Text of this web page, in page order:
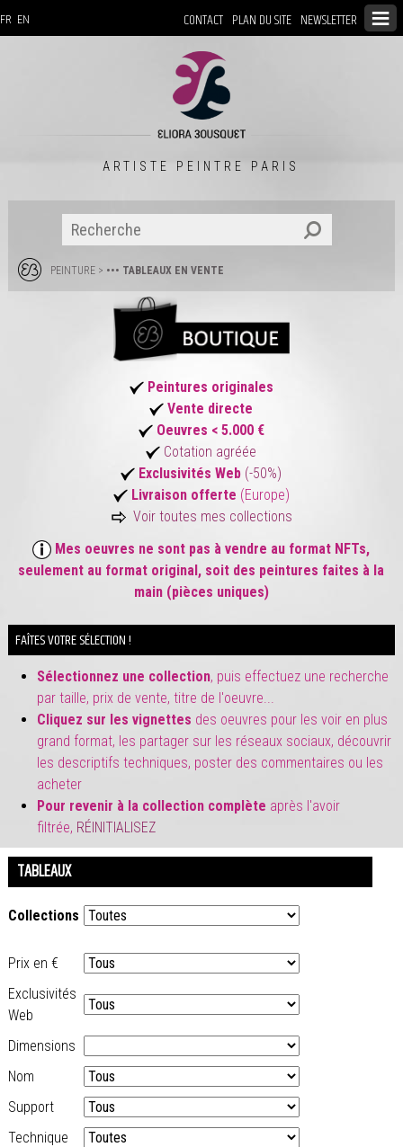
CONTACT PLAN DU SITE NEWSLETTER
FR EN
ARTISTE PEINTRE PARIS
PEINTURE> ••• TABLEAUX EN VENTE
Peintures originales
Vente directe
Oeuvres < 5.000 €
Cotation agréée
Exclusivités Web (-50%)
Livraison offerte (Europe)
Voir toutes mes collections
Mes oeuvres ne sont pas à vendre au format NFTs,
seulement au format original, soit des peintures faites à la
main (pièces uniques)
FAÎTES VOTRE SÉLECTION !
Sélectionnez une collection, puis effectuez une recherche
par taille, prix de vente, titre de l'oeuvre...
Cliquez sur les vignettes des oeuvres pour les voir en plus
grand format, les partager sur les réseaux sociaux, découvrir
les descriptifs techniques, poster des commentaires ou les
acheter
Pour revenir à la collection complète après l'avoir
filtrée, RÉINITIALISEZ
TABLEAUX
Collections
Prix en €
Exclusivités
Web
Dimensions
Nom
Support
Technique